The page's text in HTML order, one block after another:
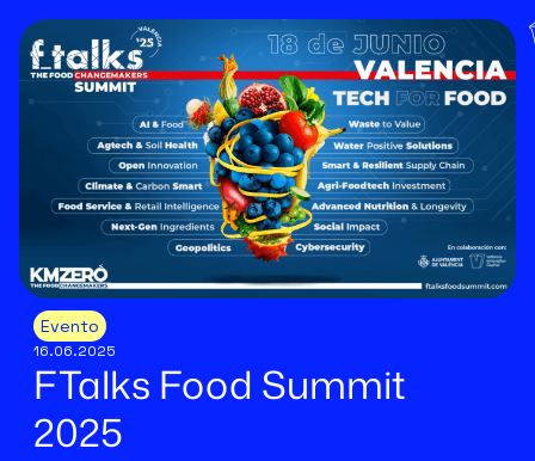
Evento
16.06.2025
FTalks Food Summit
2025